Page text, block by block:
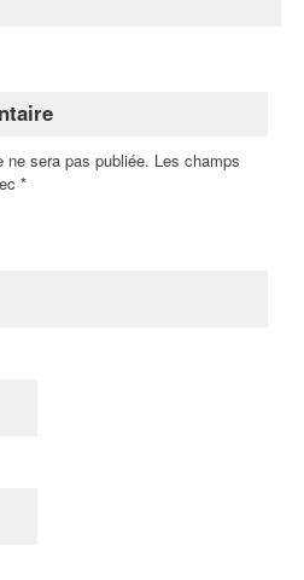
ne sera pas publiée. Les champs
*